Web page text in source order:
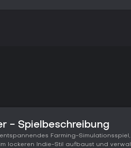
- Spielbeschreibung
Farming-
lockeren Indie-Stil aufbaust und